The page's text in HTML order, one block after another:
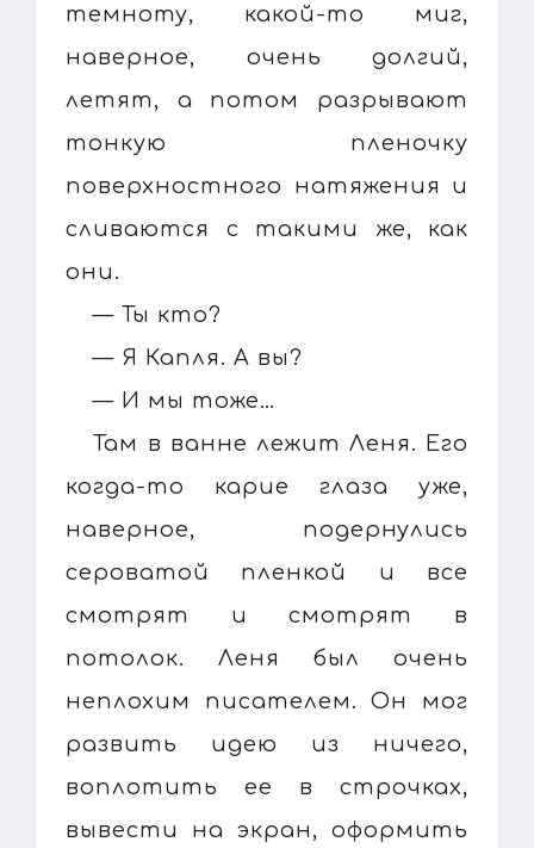
темноту, какой-то миг,
наверное, очень долгий,
летят, а потом разрывают
тонкую пленочку
поверхностного натяжения и
сливаются с такими же, как
они.
— Ты кто?
— Я Капля. А вы?
— И мы тоже…
Там в ванне лежит Леня. Его
когда-то карие глаза уже,
наверное, подернулись
сероватой пленкой и все
смотрят и смотрят в
потолок. Леня был очень
неплохим писателем. Он мог
развить идею из ничего,
воплотить ее в строчках,
вывести на экран, оформить